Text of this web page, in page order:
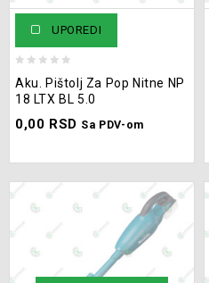
UPOREDI
out
of
5
Aku. Pištolj Za Pop Nitne NP
18 LTX BL 5.0
0,00 RSD Sa PDV-om